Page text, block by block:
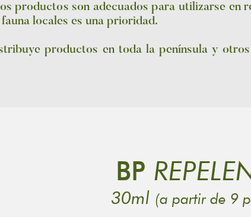
productos son adecuados para utilizarse en
locales es una prioridad.
productos en toda la península y
BP
30ml (a partir de 9